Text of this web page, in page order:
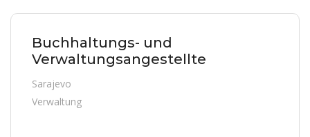
Buchhaltungs- und
Verwaltungsangestellte
Sarajevo
Verwaltung